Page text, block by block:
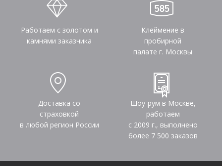
Работаем с золотом и
камнями заказчика
Клеймение в
пробирной
палате г. Москвы
Доставка со
страховкой
в любой регион России
Шоу-рум в Москве,
работаем
с 2009 г., выполнено
более 7 500 заказов